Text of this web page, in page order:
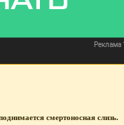
смертоносная слизь.